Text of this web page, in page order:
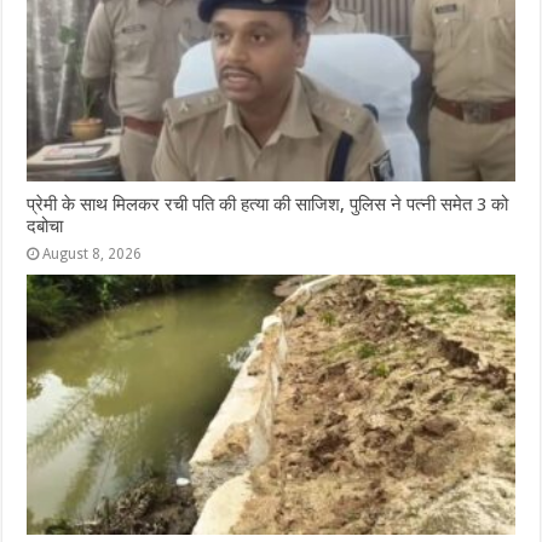
प्रेमी के साथ मिलकर रची पति की हत्या की साजिश, पुलिस ने पत्नी समेत 3 को
दबोचा
August 8, 2026